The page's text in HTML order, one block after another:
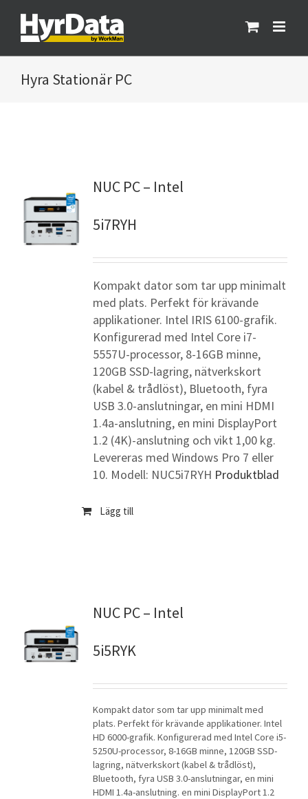
innehållet
Stationär PC
NUC PC – Intel
5i7RYH
Kompakt dator som tar upp minimalt
med plats. Perfekt för krävande
applikationer. Intel IRIS 6100-grafik.
Konfigurerad med Intel Core i7-
5557U-processor, 8-16GB minne,
120GB SSD-lagring, nätverkskort
(kabel & trådlöst), Bluetooth, fyra
USB 3.0-anslutningar, en mini HDMI
1.4a-anslutning, en mini DisplayPort
1.2 (4K)-anslutning och vikt 1,00 kg.
Levereras med Windows Pro 7 eller
10. Modell: NUC5i7RYH Produktblad
Lägg till
NUC PC – Intel
5i5RYK
Kompakt dator som tar upp minimalt med
plats. Perfekt för krävande applikationer. Intel
HD 6000-grafik. Konfigurerad med Intel Core i5-
5250U-processor, 8-16GB minne, 120GB SSD-
lagring, nätverkskort (kabel & trådlöst),
Bluetooth, fyra USB 3.0-anslutningar, en mini
HDMI 1.4a-anslutning. en mini DisplayPort 1.2